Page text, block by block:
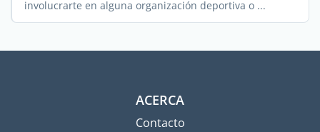
involucrarte en alguna organización deportiva o ...
ACERCA
Contacto